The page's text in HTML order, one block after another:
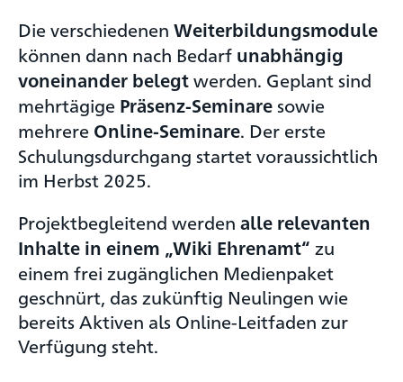
Die verschiedenen Weiterbildungsmodule
können dann nach Bedarf unabhängig
voneinander belegtwerden. Geplant sind
mehrtägige Präsenz-Seminaresowie
mehrere Online-Seminare. Der erste
Schulungsdurchgang startet voraussichtlich
im Herbst 2025.
Projektbegleitend werden alle relevanten
Inhalte in einem „Wiki Ehrenamt“ zu
einem frei zugänglichen Medienpaket
geschnürt, das zukünftig Neulingen wie
bereits Aktiven als Online-Leitfaden zur
Verfügung steht.